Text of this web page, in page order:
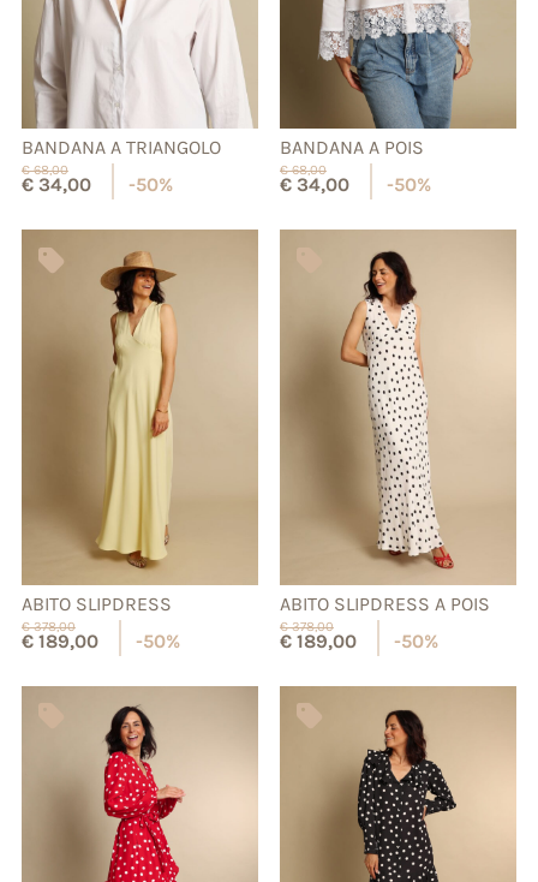
BANDANA A TRIANGOLO
€68,00
€34,00 -50%
BANDANA A POIS
€68,00
€34,00 -50%
ABITO SLIPDRESS
€378,00
€189,00 -50%
ABITO SLIPDRESS A POIS
€378,00
€189,00 -50%